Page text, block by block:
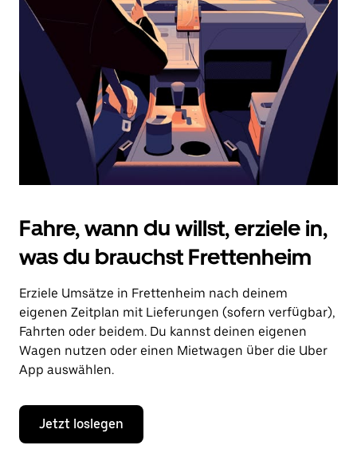
Drücke
die
Escape-
Taste,
den
Kalender
zu
schließen.
Fahre, wann du willst, erziele in,
was du brauchst Frettenheim
Erziele Umsätze in Frettenheim nach deinem
eigenen Zeitplan mit Lieferungen (sofern verfügbar),
Fahrten oder beidem. Du kannst deinen eigenen
Wagen nutzen oder einen Mietwagen über die Uber
App auswählen.
Jetzt loslegen